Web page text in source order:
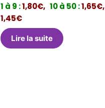
1 à 9 :1,80€, 10 à 50 :1,65€,
1,45€
Lire la suite